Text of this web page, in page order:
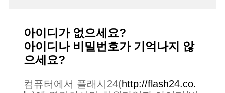
아이디가 없으세요?
아이디나 비밀번호가 기억나지 않
으세요?
컴퓨터에서 플래시24(http://flash24.co.